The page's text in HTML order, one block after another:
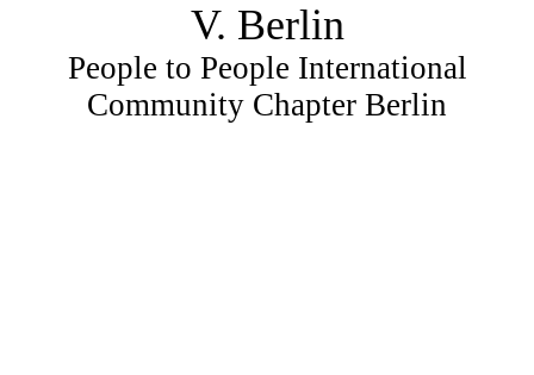
V. Berlin
People to People International
Community Chapter Berlin